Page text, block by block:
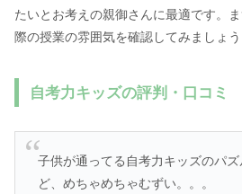
たいとお考えの親御さんに最適です。
際の授業の雰囲気を確認してみましょう
自考力キッズの評判・口コミ
子供が通ってる自考力キッズのパ
ど、めちゃめちゃむずい。。。